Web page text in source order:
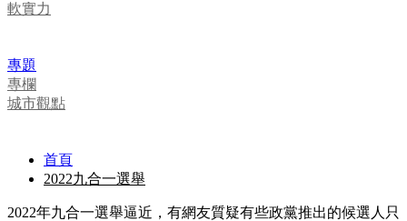
軟實力
專題
專欄
城市觀點
首頁
2022九合一選舉
2022年九合一選舉逼近，有網友質疑有些政黨推出的候選人只